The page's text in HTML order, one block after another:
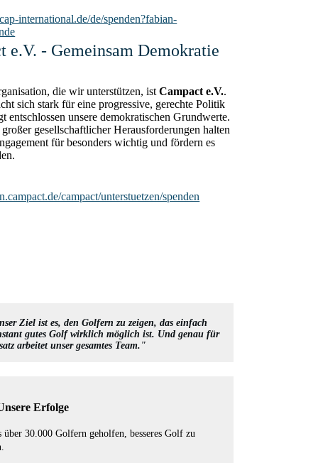
international.de/de/spenden?fabian-
e.V. - Gemeinsam Demokratie
die wir unterstützen, istCampact e.V..
sich stark für eine progressive, gerechte Politik
entschlossen unsere demokratischen Grundwerte.
gesellschaftlicher Herausforderungen halten
für besonders wichtig und fördern es
campact/unterstuetzen/spenden
Ziel ist es, den Golfern zu zeigen, das einfach
gutes Golf wirklich möglich ist. Und genau für
arbeitet unser gesamtes Team."
Erfolge
über 30.000 Golfern geholfen, besseres Golf zu